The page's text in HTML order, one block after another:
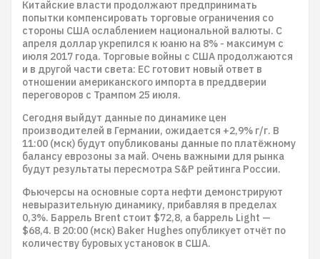
Китайские власти продолжают предпринимать
попытки компенсировать торговые ограничения со
стороны США ослаблением национальной валюты. С
апреля доллар укрепился к юаню на 8% - максимум с
июля 2017 года. Торговые войны с США продолжаются
и в другой части света: ЕС готовит новый ответ в
отношении американского импорта в преддверии
переговоров с Трампом 25 июля.
Сегодня выйдут данные по динамике цен
производителей в Германии, ожидается +2,9% г/г. В
11:00 (мск) будут опубликованы данные по платёжному
балансу еврозоны за май. Очень важными для рынка
будут результаты пересмотра S&P рейтинга России.
Фьючерсы на основные сорта нефти демонстрируют
невыразительную динамику, прибавляя в пределах
0,3%. Баррель Brent стоит $72,8, а баррель Light —
$68,4. В 20:00 (мск) Baker Hughes опубликует отчёт по
количеству буровых установок в США.